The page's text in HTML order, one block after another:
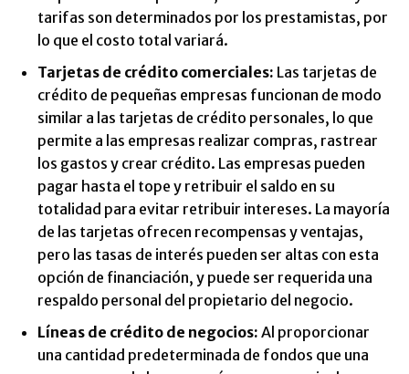
tarifas son determinados por los prestamistas, por
lo que el costo total variará.
Tarjetas de crédito comerciales: Las tarjetas de
crédito de pequeñas empresas funcionan de modo
similar a las tarjetas de crédito personales, lo que
permite a las empresas realizar compras, rastrear
los gastos y crear crédito. Las empresas pueden
pagar hasta el tope y retribuir el saldo en su
totalidad para evitar retribuir intereses. La mayoría
de las tarjetas ofrecen recompensas y ventajas,
pero las tasas de interés pueden ser altas con esta
opción de financiación, y puede ser requerida una
respaldo personal del propietario del negocio.
Líneas de crédito de negocios: Al proporcionar
una cantidad predeterminada de fondos que una